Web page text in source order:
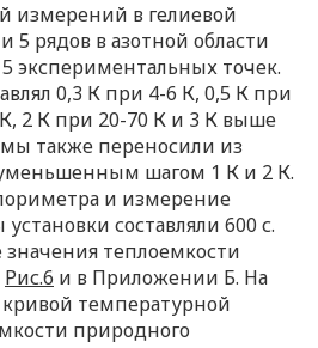
измерений в гелиевой
5 рядов в азотной области
экспериментальных точек.
0,3 К при 4-6 К, 0,5 К при
2 К при 20-70 К и 3 К выше
мы также переносили из
шагом 1 К и 2 К.
и измерение
составляли 600 с.
теплоемкости
Рис.6 и в Приложении Б. На
температурной
природного